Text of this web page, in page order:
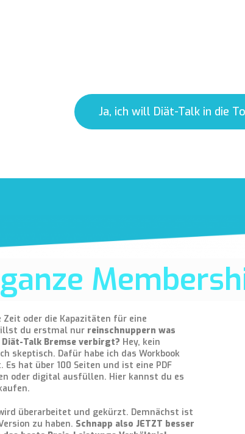
Ja, ich will Diät-Talk in die
Zeit oder die Kapazitäten für eine
du erstmal nur reinschnuppern was
Talk Bremse verbirgt? Hey, kein
skeptisch. Dafür habe ich das Workbook
hat über 100 Seiten und ist eine PDF
oder digital ausfüllen. Hier kannst du es
überarbeitet und gekürzt. Demnächst ist
zu haben. Schnapp also JETZT besser